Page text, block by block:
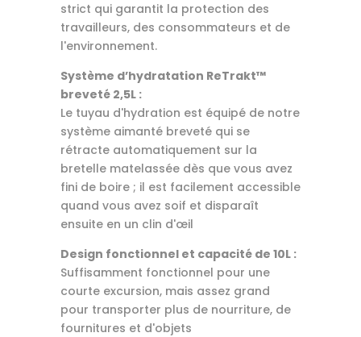
strict qui garantit la protection des
travailleurs, des consommateurs et de
l'environnement.
Système d’hydratation ReTrakt™
breveté 2,5L :
Le tuyau d'hydration est équipé de notre
système aimanté breveté qui se
rétracte automatiquement sur la
bretelle matelassée dès que vous avez
fini de boire ; il est facilement accessible
quand vous avez soif et disparaît
ensuite en un clin d'œil
Design fonctionnel et capacité de 10L :
Suffisamment fonctionnel pour une
courte excursion, mais assez grand
pour transporter plus de nourriture, de
fournitures et d'objets